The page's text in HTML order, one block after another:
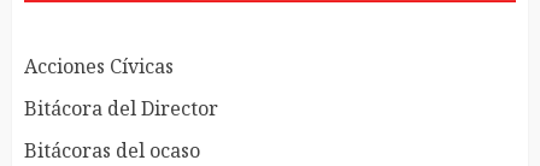
Acciones Cívicas
Bitácora del Director
Bitácoras del ocaso